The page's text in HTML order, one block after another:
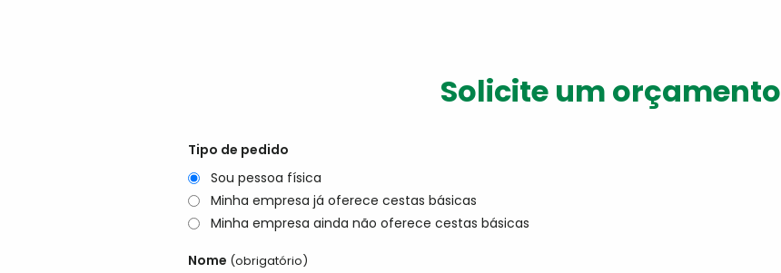
Solicite um orçamento
Tipo de pedido
Sou pessoa física
Minha empresa já oferece cestas básicas
Minha empresa ainda não oferece cestas básicas
Nome (obrigatório)